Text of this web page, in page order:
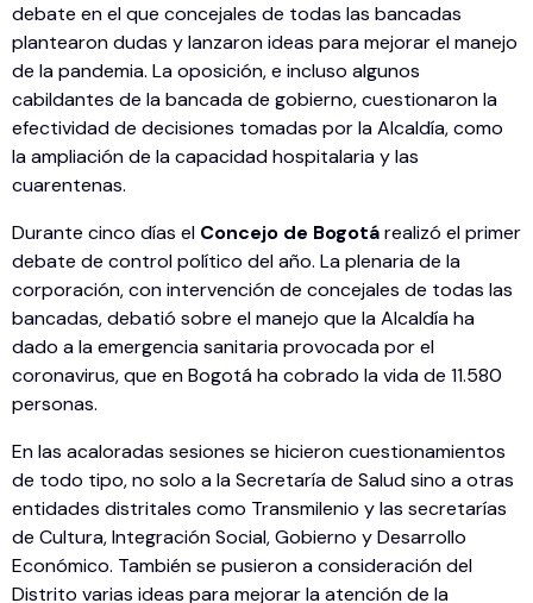
debate en el que concejales de todas las bancadas
plantearon dudas y lanzaron ideas para mejorar el manejo
de la pandemia. La oposición, e incluso algunos
cabildantes de la bancada de gobierno, cuestionaron la
efectividad de decisiones tomadas por la Alcaldía, como
la ampliación de la capacidad hospitalaria y las
cuarentenas.
Durante cinco días el Concejo de Bogotárealizó el primer
debate de control político del año. La plenaria de la
corporación, con intervención de concejales de todas las
bancadas, debatió sobre el manejo que la Alcaldía ha
dado a la emergencia sanitaria provocada por el
coronavirus, que en Bogotá ha cobrado la vida de 11.580
personas.
En las acaloradas sesiones se hicieron cuestionamientos
de todo tipo, no solo a la Secretaría de Salud sino a otras
entidades distritales como Transmilenio y las secretarías
de Cultura, Integración Social, Gobierno y Desarrollo
Económico. También se pusieron a consideración del
Distrito varias ideas para mejorar la atención de la